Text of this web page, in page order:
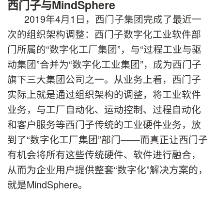
西门子与MindSphere
2019年4月1日，西门子集团完成了最近一
次的组织架构调整：西门子数字化工业软件部
门所属的“数字化工厂集团”，与“过程工业与驱
动集团”合并为“数字化工业集团”，成为西门子
旗下三大集团公司之一。从业务上看，西门子
实际上就是通过组织架构的调整，将工业软件
业务，与工厂自动化、运动控制、过程自动化
和客户服务等西门子传统的工业硬件业务，放
到了“数字化工厂集团”部门——而真正让西门子
有机会将所有这些传统硬件、软件进行融合，
从而为企业用户提供整套“数字化”解决方案的，
就是MindSphere。